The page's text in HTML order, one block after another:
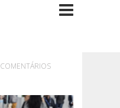
COMENTÁRIOS